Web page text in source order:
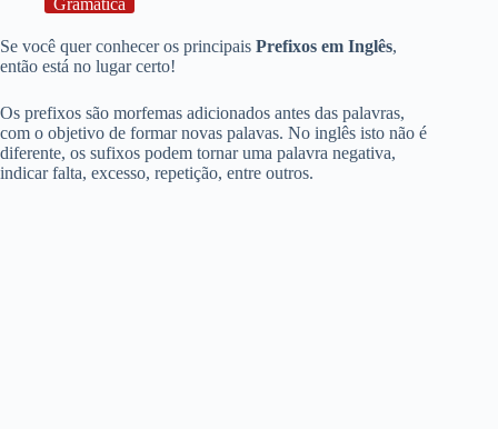
Gramática
Se você quer conhecer os principais Prefixos em Inglês,
então está no lugar certo!
Os prefixos são morfemas adicionados antes das palavras,
com o objetivo de formar novas palavas. No inglês isto não é
diferente, os sufixos podem tornar uma palavra negativa,
indicar falta, excesso, repetição, entre outros.